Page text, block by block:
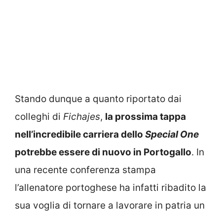
Stando dunque a quanto riportato dai
colleghi di Fichajes, la prossima tappa
nell’incredibile carriera dello Special One
potrebbe essere di nuovo in Portogallo. In
una recente conferenza stampa
l’allenatore portoghese ha infatti ribadito la
sua voglia di tornare a lavorare in patria un